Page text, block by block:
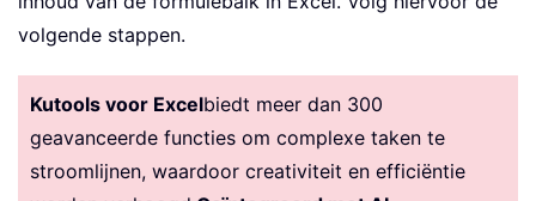
volgende stappen.
Kutools voor Excelbiedt meer dan 300
geavanceerde functies om complexe taken te
stroomlijnen, waardoor creativiteit en efficiëntie